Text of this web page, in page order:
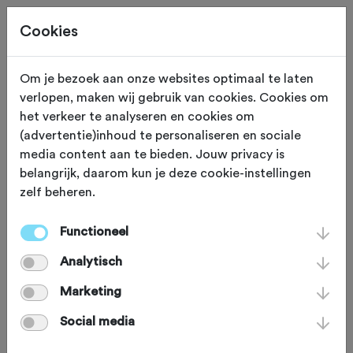
ADVERTORIAL Gewijzigd op 9 juni 2026
100 jaar Schwalbe
Benelux: van
Amsterdamse
groothandel tot
marktleider
Cookies
Om je bezoek aan onze websites optimaal te laten
verlopen, maken wij gebruik van cookies. Cookies om
het verkeer te analyseren en cookies om
(advertentie)inhoud te personaliseren en sociale
media content aan te bieden. Jouw privacy is
belangrijk, daarom kun je deze cookie-instellingen
zelf beheren.
Functioneel
Analytisch
Marketing
Social media